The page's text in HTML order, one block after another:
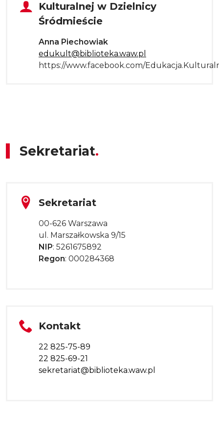
Kulturalnej w Dzielnicy
Śródmieście
Anna Piechowiak
edukult@biblioteka.waw.pl
https://www.facebook.com/
Sekretariat
Tytuł sekcji
Sekretariat
00-626 Warszawa
ul. Marszałkowska 9/15
NIP: 5261675892
Regon: 000284368
Tytuł sekcji
Kontakt
22 825-75-89
22 825-69-21
sekretariat@biblioteka.waw.pl